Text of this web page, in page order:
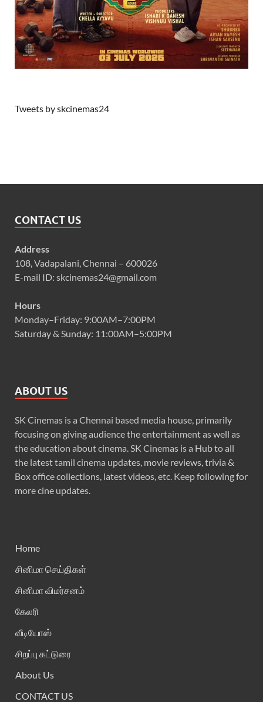
Tweets by skcinemas24
CONTACT US
Address
108, Vadapalani, Chennai – 600026
E-mail ID: skcinemas24@gmail.com
Hours
Monday–Friday: 9:00AM–7:00PM
Saturday & Sunday: 11:00AM–5:00PM
ABOUT US
SK Cinemas is a Chennai based media house, primarily
focusing on giving audience the entertainment as well as
the education about cinema. SK Cinemas is a Hub to all
the latest tamil cinema updates, movie reviews, trivia &
Box office collections, latest videos, etc. Keep following for
more cine updates.
Home
சினிமா செய்திகள்
சினிமா விமர்சனம்
கேலரி
வீடியோஸ்
சிறப்பு கட்டுரை
About Us
CONTACT US